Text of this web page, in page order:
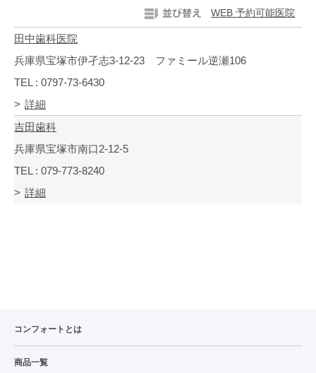
WEB 予約可能医院
田中歯科医院
兵庫県宝塚市伊孑志3-12-23 ファミール逆瀬106
TEL : 0797-73-6430
詳細
吉田歯科
兵庫県宝塚市南口2-12-5
TEL : 079-773-8240
詳細
コンフォートとは
商品一覧